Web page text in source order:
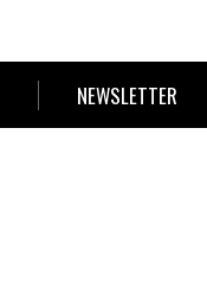
NEWSLETTER